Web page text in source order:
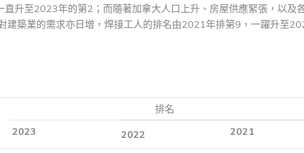
升至2023年的第2；而隨著加拿大人口上升、房屋供應緊張，以及
建築業的需求亦日增，焊接工人的排名由2021年排第9，一躍升至
排名
2023
2022 2021